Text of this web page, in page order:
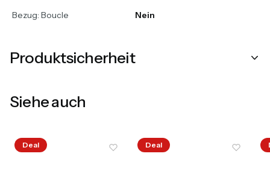
Bezug: Boucle
Nein
Produktsicherheit
Siehe auch
Deal Deal